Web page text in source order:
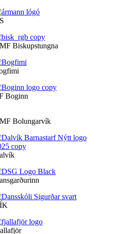
Biskupstungna
Boginn
Bolungarvík